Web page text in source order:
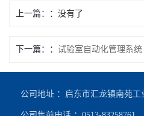
上一篇： 没有了
下一篇： 试验室自动化管理系统
公司地址 ：启东市汇龙镇南苑工